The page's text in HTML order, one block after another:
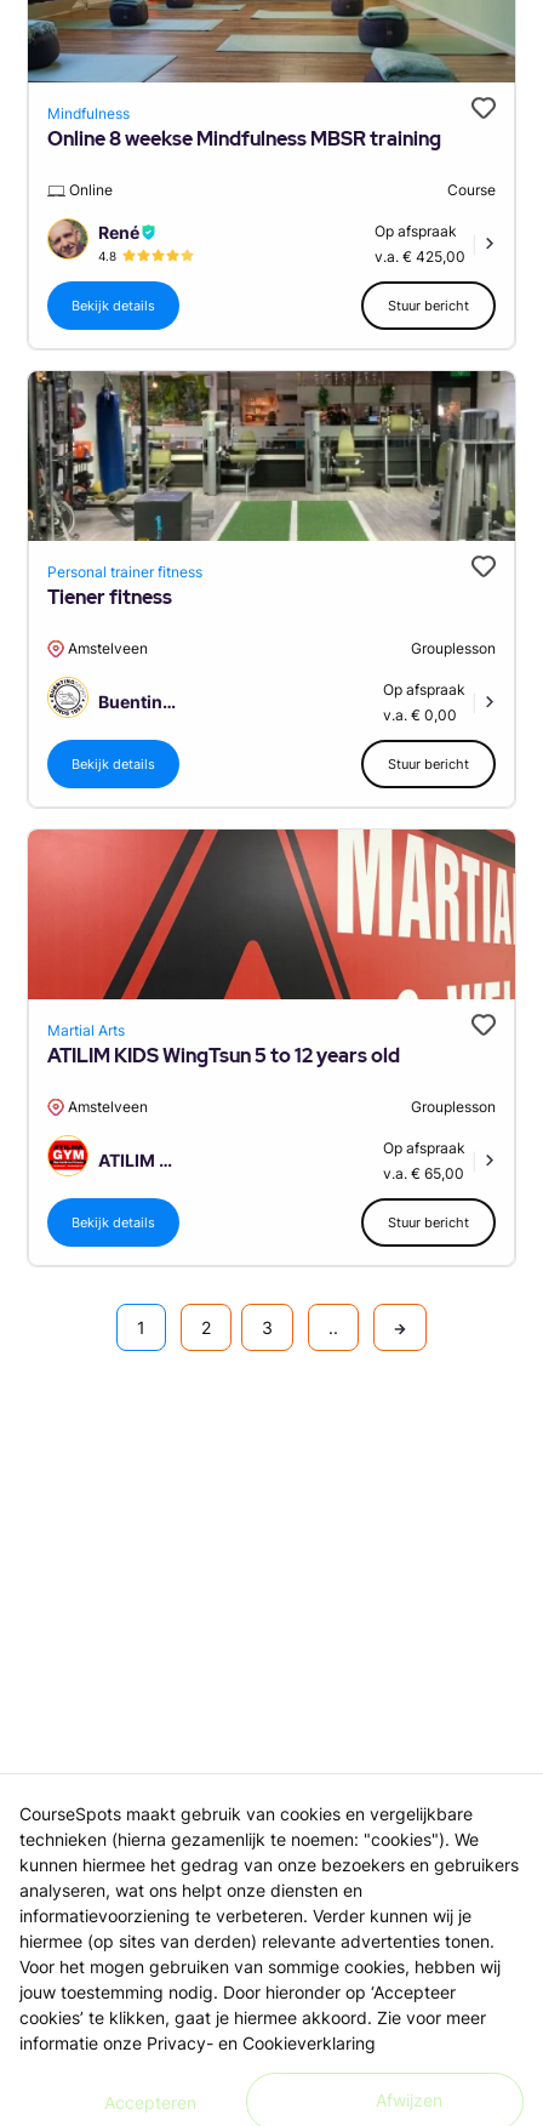
CourseSpots maakt gebruik van cookies en vergelijkbare
technieken (hierna gezamenlijk te noemen: "cookies"). We
kunnen hiermee het gedrag van onze bezoekers en gebruikers
analyseren, wat ons helpt onze diensten en
informatievoorziening te verbeteren. Verder kunnen wij je
hiermee (op sites van derden) relevante advertenties tonen.
Voor het mogen gebruiken van sommige cookies, hebben wij
jouw toestemming nodig. Door hieronder op ‘Accepteer
cookies’ te klikken, gaat je hiermee akkoord. Zie voor meer
informatie onze Privacy- en Cookieverklaring
Accepteren Afwijzen
Mindfulness
Online 8 weekse Mindfulness MBSR training
Online Course
René
4.8
Op afspraak
v.a. € 425,00
Bekijk details Stuur bericht
Personal trainer fitness
Tiener fitness
Amstelveen Grouplesson
BuentingSport
Op afspraak
v.a. € 0,00
Bekijk details Stuur bericht
Martial Arts
ATILIM KIDS WingTsun 5 to 12 years old
Amstelveen Grouplesson
ATILIM GYM-Amstelveen
Op afspraak
v.a. € 65,00
Bekijk details Stuur bericht
1 2 3 ..